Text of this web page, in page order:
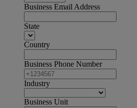
Business Email Address
State
Country
Business Phone Number
Industry
Business Unit